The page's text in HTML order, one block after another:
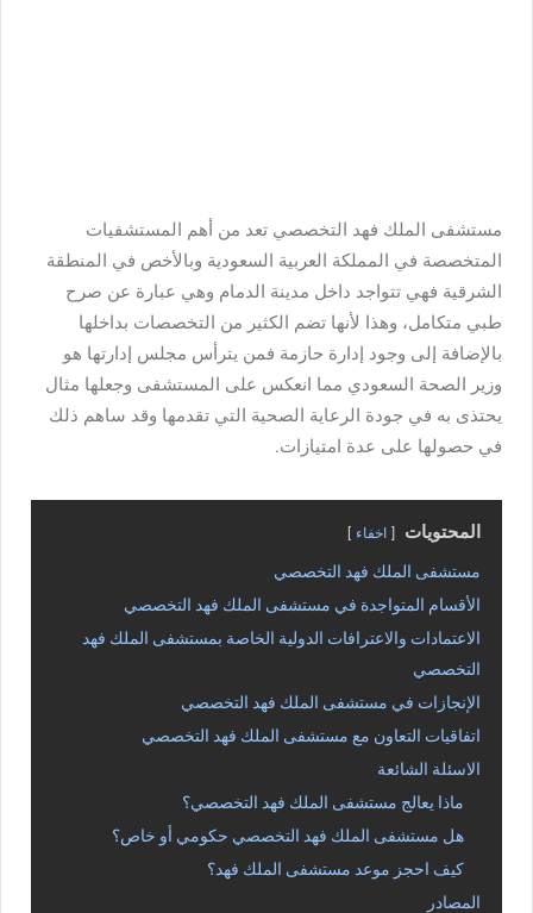
مستشفى الملك فهد التخصصي تعد من أهم المستشفيات
المتخصصة في المملكة العربية السعودية وبالأخص في المنطقة
الشرقية فهي تتواجد داخل مدينة الدمام وهي عبارة عن صرح
طبي متكامل، وهذا لأنها تضم الكثير من التخصصات بداخلها
بالإضافة إلى وجود إدارة حازمة فمن يترأس مجلس إدارتها هو
وزير الصحة السعودي مما انعكس على المستشفى وجعلها مثال
يحتذى به في جودة الرعاية الصحية التي تقدمها وقد ساهم ذلك
في حصولها على عدة امتيازات.
المحتويات اخفاء
مستشفى الملك فهد التخصصي
الأقسام المتواجدة في مستشفى الملك فهد التخصصي
الاعتمادات والاعترافات الدولية الخاصة بمستشفى الملك فهد
التخصصي
الإنجازات في مستشفى الملك فهد التخصصي
اتفاقيات التعاون مع مستشفى الملك فهد التخصصي
الاسئلة الشائعة
ماذا يعالج مستشفى الملك فهد التخصصي؟
هل مستشفى الملك فهد التخصصي حكومي أو خاص؟
كيف احجز موعد مستشفى الملك فهد؟
المصادر